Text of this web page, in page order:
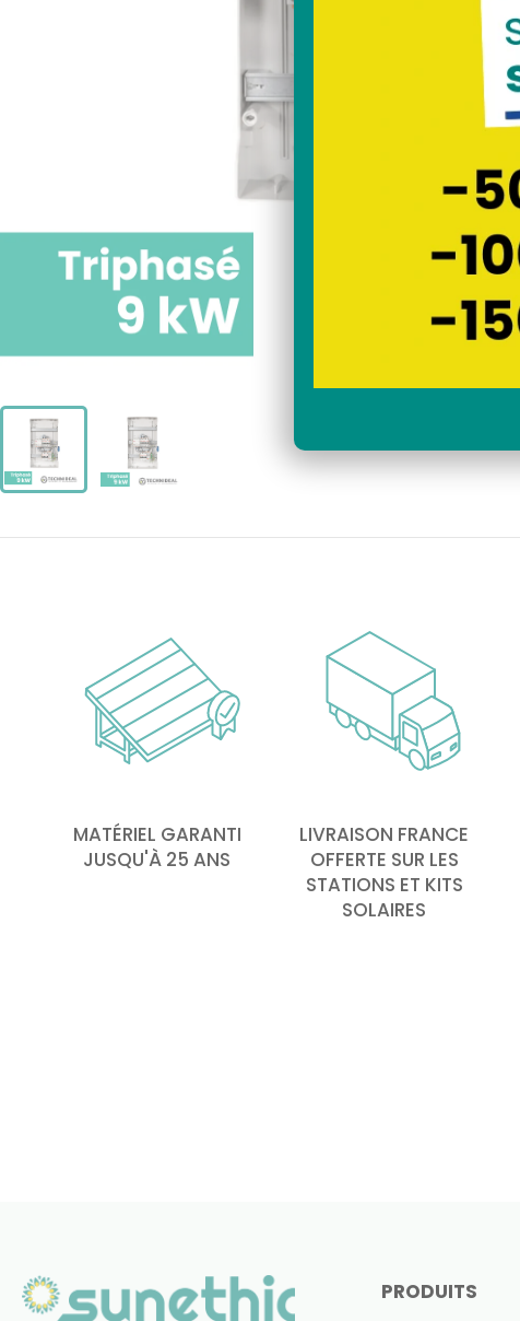
MATÉRIEL GARANTI
JUSQU'À 25 ANS
LIVRAISON FRANCE
OFFERTE SUR LES
STATIONS ET KITS
SOLAIRES
PRODUITS